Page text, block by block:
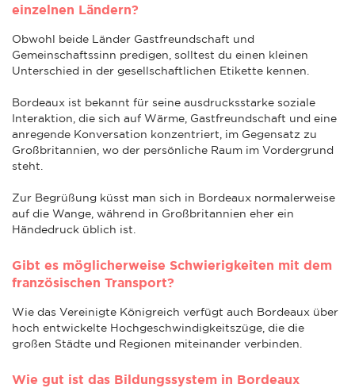
einzelnen Ländern?
Obwohl beide Länder Gastfreundschaft und
Gemeinschaftssinn predigen, solltest du einen kleinen
Unterschied in der gesellschaftlichen Etikette kennen.
Bordeaux ist bekannt für seine ausdrucksstarke soziale
Interaktion, die sich auf Wärme, Gastfreundschaft und eine
anregende Konversation konzentriert, im Gegensatz zu
Großbritannien, wo der persönliche Raum im Vordergrund
steht.
Zur Begrüßung küsst man sich in Bordeaux normalerweise
auf die Wange, während in Großbritannien eher ein
Händedruck üblich ist.
Gibt es möglicherweise Schwierigkeiten mit dem
französischen Transport?
Wie das Vereinigte Königreich verfügt auch Bordeaux über
hoch entwickelte Hochgeschwindigkeitszüge, die die
großen Städte und Regionen miteinander verbinden.
Wie gut ist das Bildungssystem in Bordeaux